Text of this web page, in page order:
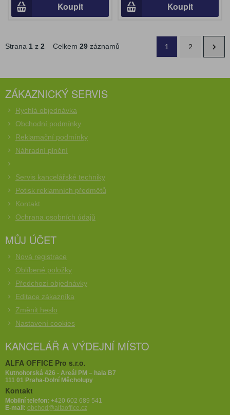
Koupit Koupit
Strana 1 z 2 Celkem 29 záznamů 1 2
ZÁKAZNICKÝ SERVIS
Rychlá objednávka
Obchodní podmínky
Reklamační podmínky
Náhradní plnění
Servis kancelářské techniky
Potisk reklamních předmětů
Kontakt
Ochrana osobních údajů
MŮJ ÚČET
Nová registrace
Oblíbené položky
Předchozí objednávky
Editace zákazníka
Změnit heslo
Nastavení cookies
KANCELÁŘ A VÝDEJNÍ MÍSTO
ALFA OFFICE Pro s.r.o.
Kutnohorská 426 - Areál PM – hala B7
111 01 Praha-Dolní Měcholupy
Kontakt
Mobilní telefon: +420 602 689 541
E-mail: obchod@alfaoffice.cz